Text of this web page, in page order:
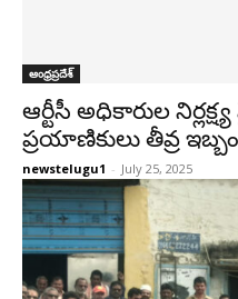
ఆంధ్రప్రదేశ్‌
ఆర్టీసీ అధికారుల
ప్రయాణికులు తీవ్ర
newstelugu1 - July 25, 2025